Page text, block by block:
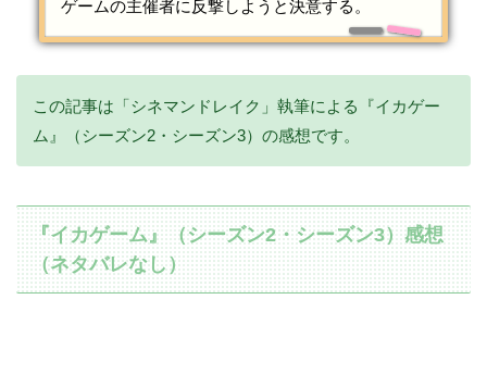
ゲームの主催者に反撃しようと決意する。
この記事は「シネマンドレイク」執筆による『イカゲー
ム』（シーズン2・シーズン3）の感想です。
『イカゲーム』（シーズン2・シーズン3）感想
（ネタバレなし）